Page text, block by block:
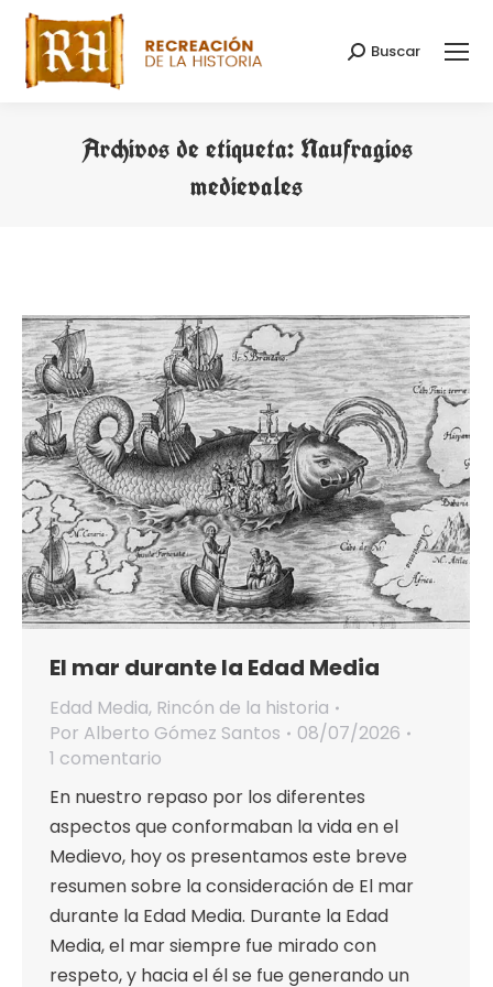
Buscar:
Buscar
Archivos de etiqueta: Naufragios
medievales
El mar durante la Edad Media
Edad Media, Rincón de la historia
Por Alberto Gómez Santos
08/07/2026
1 comentario
En nuestro repaso por los diferentes
aspectos que conformaban la vida en el
Medievo, hoy os presentamos este breve
resumen sobre la consideración de El mar
durante la Edad Media. Durante la Edad
Media, el mar siempre fue mirado con
respeto, y hacia el él se fue generando un